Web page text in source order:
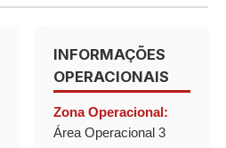
INFORMAÇÕES
OPERACIONAIS
Zona Operacional:
Área Operacional 3